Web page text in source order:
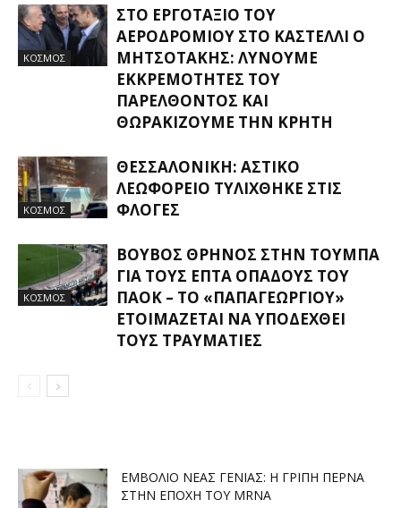
ΚΟΣΜΟΣ
ΣΤΟ ΕΡΓΟΤΆΞΙΟ ΤΟΥ
ΑΕΡΟΔΡΟΜΊΟΥ ΣΤΟ ΚΑΣΤΈΛΛΙ Ο
ΜΗΤΣΟΤΆΚΗΣ: ΛΎΝΟΥΜΕ
ΕΚΚΡΕΜΌΤΗΤΕΣ ΤΟΥ
ΠΑΡΕΛΘΌΝΤΟΣ ΚΑΙ
ΘΩΡΑΚΊΖΟΥΜΕ ΤΗΝ ΚΡΉΤΗ
ΚΟΣΜΟΣ
ΘΕΣΣΑΛΟΝΊΚΗ: ΑΣΤΙΚΌ
ΛΕΩΦΟΡΕΊΟ ΤΥΛΊΧΘΗΚΕ ΣΤΙΣ
ΦΛΌΓΕΣ
ΚΟΣΜΟΣ
ΒΟΥΒΌΣ ΘΡΉΝΟΣ ΣΤΗΝ ΤΟΎΜΠΑ
ΓΙΑ ΤΟΥΣ ΕΠΤΆ ΟΠΑΔΟΎΣ ΤΟΥ
ΠΑΟΚ – ΤΟ «ΠΑΠΑΓΕΩΡΓΊΟΥ»
ΕΤΟΙΜΆΖΕΤΑΙ ΝΑ ΥΠΟΔΕΧΘΕΊ
ΤΟΥΣ ΤΡΑΥΜΑΤΊΕΣ
ΕΜΒΌΛΙΟ ΝΈΑΣ ΓΕΝΙΆΣ: Η ΓΡΊΠΗ ΠΕΡΝΆ
ΣΤΗΝ ΕΠΟΧΉ ΤΟΥ MRNA